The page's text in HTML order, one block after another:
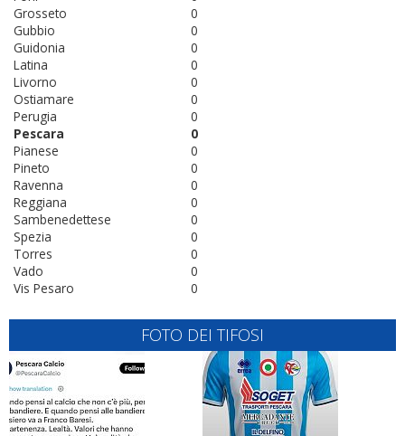
0
Grosseto
0
Gubbio
0
Guidonia
0
Latina
0
Livorno
0
Ostiamare
0
Perugia
0
Pescara
0
Pianese
0
Pineto
0
Ravenna
0
Reggiana
0
Sambenedettese
0
Spezia
0
Torres
0
Vado
0
Vis Pesaro
FOTO DEI TIFOSI